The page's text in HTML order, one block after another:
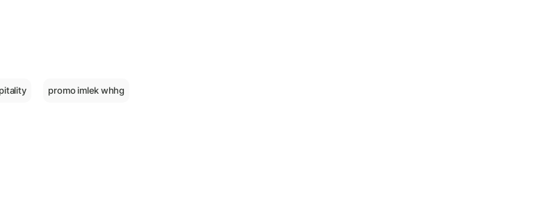
promo imlek whhg